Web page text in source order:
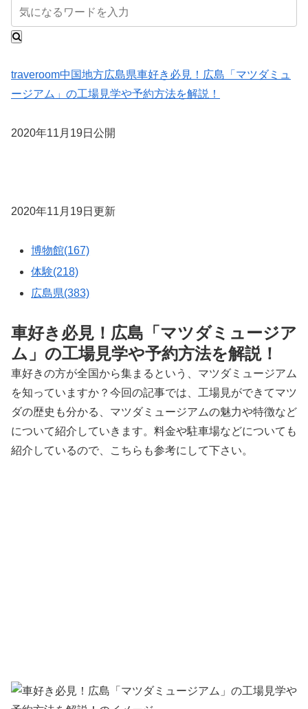
traveroom中国地方広島県車好き必見！広島「マツダミュ
ージアム」の工場見学や予約方法を解説！
2020年11月19日公開
2020年11月19日更新
博物館(167)
体験(218)
広島県(383)
車好き必見！広島「マツダミュージア
ム」の工場見学や予約方法を解説！
車好きの方が全国から集まるという、マツダミュージアム
を知っていますか？今回の記事では、工場見ができてマツ
ダの歴史も分かる、マツダミュージアムの魅力や特徴など
について紹介していきます。料金や駐車場などについても
紹介しているので、こちらも参考にして下さい。